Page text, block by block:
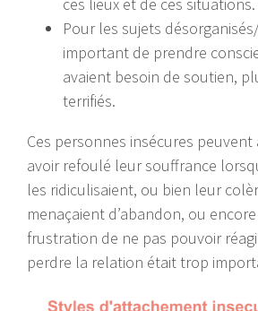
ces lieux et de ces situations.
Pour les sujets
important de prendre
avaient besoin de soutien,
terrifiés.
Ces personnes insécures
avoir refoulé leur souffrance
les ridiculisaient, ou bien leur
menaçaient d’abandon, ou
frustration de ne pas pouvoir
perdre la relation était trop